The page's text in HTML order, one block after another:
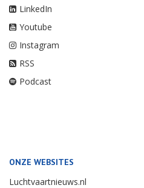
LinkedIn
Youtube
Instagram
RSS
Podcast
ONZE WEBSITES
Luchtvaartnieuws.nl